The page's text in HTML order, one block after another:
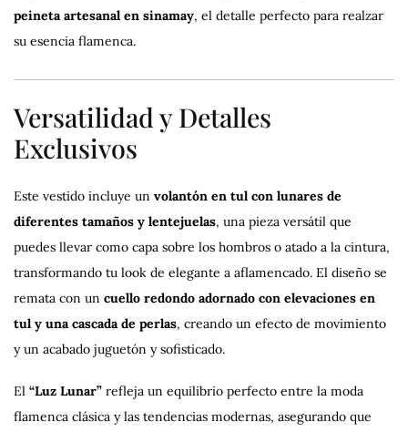
peineta artesanal en sinamay, el detalle perfecto para realzar
su esencia flamenca.
Versatilidad y Detalles
Exclusivos
Este vestido incluye un volantón en tul con lunares de
diferentes tamaños y lentejuelas, una pieza versátil que
puedes llevar como capa sobre los hombros o atado a la cintura,
transformando tu look de elegante a aflamencado. El diseño se
remata con un cuello redondo adornado con elevaciones en
tul y una cascada de perlas, creando un efecto de movimiento
y un acabado juguetón y sofisticado.
El “Luz Lunar” refleja un equilibrio perfecto entre la moda
flamenca clásica y las tendencias modernas, asegurando que